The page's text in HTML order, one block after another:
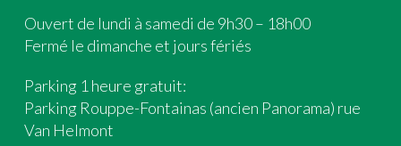
Ouvert de lundi à samedi de 9h30 – 18h00
Fermé le dimanche et jours fériés
Parking 1 heure gratuit:
Parking Rouppe-Fontainas (ancien Panorama) rue
Van Helmont